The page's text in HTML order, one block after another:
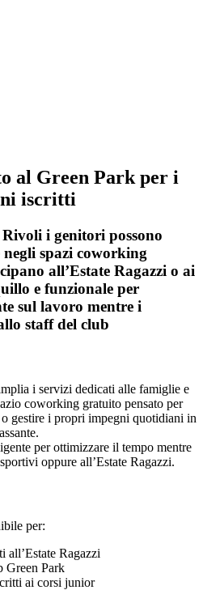
al Green Park per i
iscritti
i genitori possono
spazi coworking
all’Estate Ragazzi o ai
e funzionale per
sul lavoro mentre i
staff del club
i servizi dedicati alle famiglie e
coworking gratuito pensato per
gestire i propri impegni quotidiani in
per ottimizzare il tempo mentre
oppure all’Estate Ragazzi.
per:
all’Estate Ragazzi
Green Park
ai corsi junior